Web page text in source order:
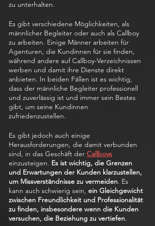
zu unterhalten.
Es gibt verschiedene Möglichkeiten, als
männlicher Begleiter oder auch als Callboy
zu arbeiten. Einige Männer arbeiten für
Agenturen, die Kundinnen für sie finden,
während andere auf Callboy-Verzeichnissen
werben und damit ihre Dienste direkt
anbieten. In beiden Fällen ist es wichtig,
dass der männliche Begleiter professionell
und zuverlässig ist und immer sein Bestes
gibt, um seine Kundinnen
zufriedenzustellen.
Es gibt jedoch auch einige
Herausforderungen, die damit verbunden
sind, in das Geschäft der Callboys
einzusteigen. Es ist wichtig, die Grenzen
und Erwartungen der Kunden klarzustellen,
um Missverständnisse zu vermeiden. Es
kann auch schwierig sein, ein Gleichgewicht
zwischen Freundlichkeit und Professionalität
zu finden, insbesondere wenn die Kunden
versuchen, die Beziehung zu vertiefen.